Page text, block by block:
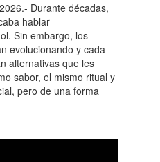
Durante décadas,
hablar
Sin embargo, los
evolucionando y cada
alternativas que les
sabor, el mismo ritual y
pero de una forma